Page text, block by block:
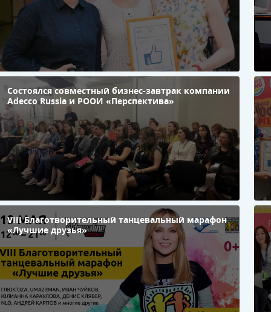
Состоялся совместный бизнес-завтрак компании
Adecco Russia и РООИ «Перспектива»
VIII Благотворительный танцевальный марафон
«Лучшие друзья»